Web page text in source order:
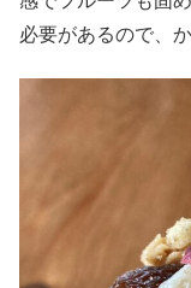
必要があるので、